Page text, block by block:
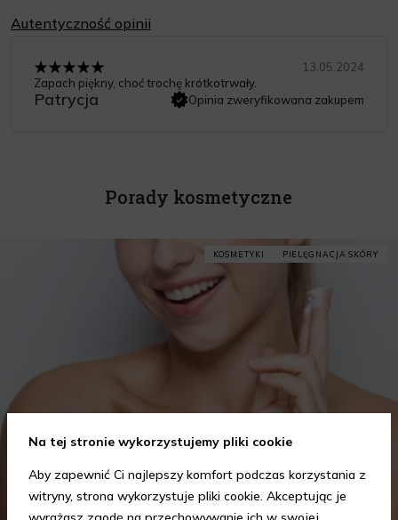
Autentyczność opinii
13.05.2024
Zapach piękny, choć trochę krótkotrwały.
Patrycja Opinia zweryfikowana zakupem
Porady kosmetyczne
KOSMETYKI PIELĘGNACJA SKÓRY
Na tej stronie wykorzystujemy pliki cookie
Aby zapewnić Ci najlepszy komfort podczas korzystania z
witryny, strona wykorzystuje pliki cookie. Akceptując je